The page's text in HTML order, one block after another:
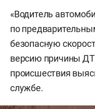
«Водитель
по
безопасную
версию причины
происшествия
службе.